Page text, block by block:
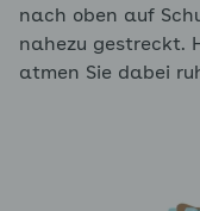
nach oben auf
nahezu gestreckt.
atmen Sie dabei